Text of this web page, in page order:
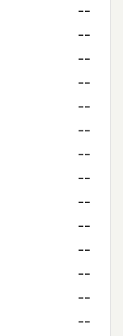
--
--
--
--
--
--
--
--
--
--
--
--
--
--